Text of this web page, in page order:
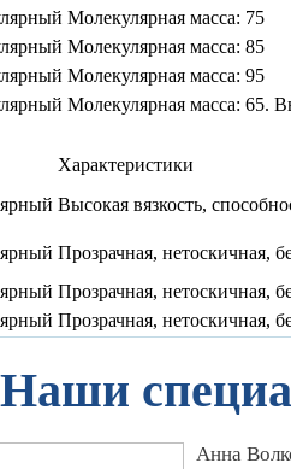
Молекулярная масса: 75
Молекулярная масса: 85
Молекулярная масса: 95
Молекулярная масса: 65.
Характеристики
Высокая вязкость,
Прозрачная, нетоскичная,
Прозрачная, нетоскичная,
Прозрачная, нетоскичная,
Наши
Анна